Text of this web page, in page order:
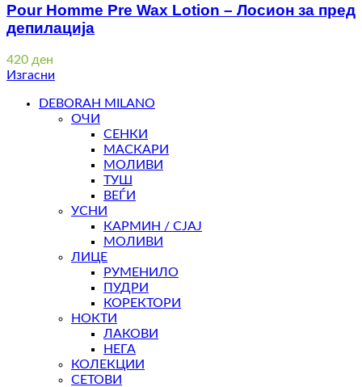
Pour Homme Pre Wax Lotion – Лосион за пред
депилација
420 ден
Изгасни
DEBORAH MILANO
ОЧИ
СЕНКИ
МАСКАРИ
МОЛИВИ
ТУШ
ВЕЃИ
УСНИ
КАРМИН / СЈАЈ
МОЛИВИ
ЛИЦЕ
РУМЕНИЛО
ПУДРИ
КОРЕКТОРИ
НОКТИ
ЛАКОВИ
НЕГА
КОЛЕКЦИИ
СЕТОВИ